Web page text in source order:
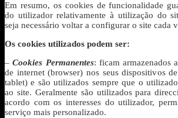
Em resumo, os cookies de funcionalidade
do utilizador relativamente à utilização do
seja necessário voltar a configurar o site cada
Os cookies utilizados podem ser:
–Cookies Permanentes: ficam armazenados
de internet (browser) nos seus dispositivos
tablet) e são utilizados sempre que o
ao site. Geralmente são utilizados para
acordo com os interesses do utilizador,
serviço mais personalizado.